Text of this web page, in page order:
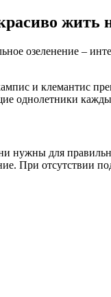
жить
озеленение –
и клемантис
однолетники
нужны для
При отсутствии